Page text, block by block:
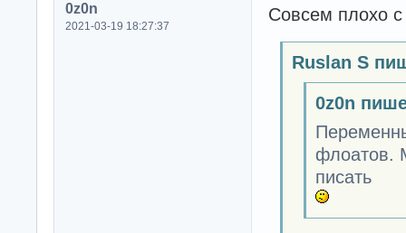
0z0n
2021-03-19 18:27:37
Совсем плохо с
Ruslan S
0z0n
флоатов.
писать